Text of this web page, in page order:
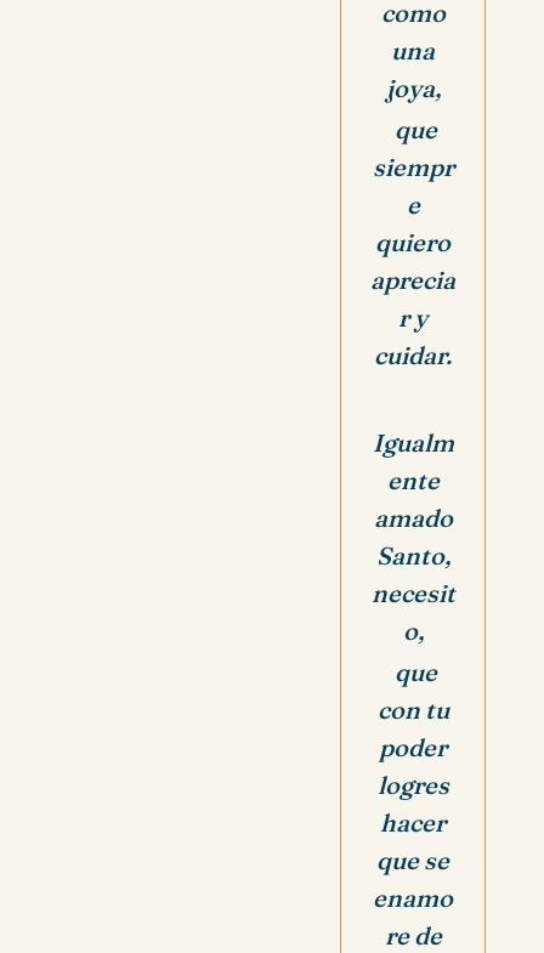
como
una
joya,
que
siempr
e
quiero
aprecia
r y
cuidar.
Igualm
ente
amado
Santo,
necesit
o,
que
con tu
poder
logres
hacer
que se
enamo
re de